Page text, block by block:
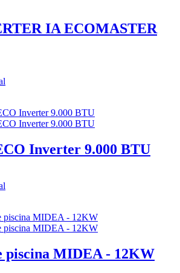
IA ECOMASTER
Inverter 9.000 BTU
piscina MIDEA - 12KW